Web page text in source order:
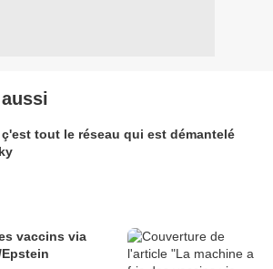
tout le réseau qui est démantelé
vaccins via